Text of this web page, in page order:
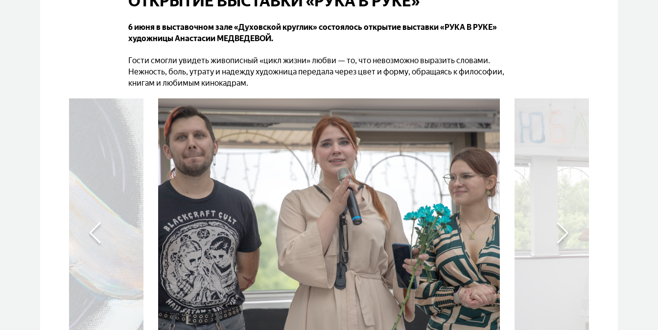
6 июня в выставочном зале «Духовской круглик» состоялось открытие выставки «РУКА В РУКЕ»
художницы Анастасии МЕДВЕДЕВОЙ.
Гости смогли увидеть живописный «цикл жизни» любви — то, что невозможно выразить словами.
Нежность, боль, утрату и надежду художница передала через цвет и форму, обращаясь к философии,
книгам и любимым кинокадрам.